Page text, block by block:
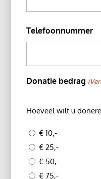
Telefoonnummer
Donatie bedrag
Hoeveel wilt u
€ 10,-
€ 25,-
€ 50,-
€ 75,-